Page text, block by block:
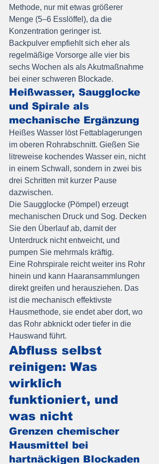
Methode, nur mit etwas größerer
Menge (5–6 Esslöffel), da die
Konzentration geringer ist.
Backpulver empfiehlt sich eher als
regelmäßige Vorsorge alle vier bis
sechs Wochen als als Akutmaßnahme
bei einer schweren Blockade.
Heißwasser, Saugglocke
und Spirale als
mechanische Ergänzung
Heißes Wasser löst Fettablagerungen
im oberen Rohrabschnitt. Gießen Sie
litreweise kochendes Wasser ein, nicht
in einem Schwall, sondern in zwei bis
drei Schritten mit kurzer Pause
dazwischen.
Die Saugglocke (Pömpel) erzeugt
mechanischen Druck und Sog. Decken
Sie den Überlauf ab, damit der
Unterdruck nicht entweicht, und
pumpen Sie mehrmals kräftig.
Eine Rohrspirale reicht weiter ins Rohr
hinein und kann Haaransammlungen
direkt greifen und herausziehen. Das
ist die mechanisch effektivste
Hausmethode, sie endet aber dort, wo
das Rohr abknickt oder tiefer in die
Hauswand führt.
Abfluss selbst
reinigen: Was
wirklich
funktioniert, und
was nicht
Grenzen chemischer
Hausmittel bei
hartnäckigen Blockaden